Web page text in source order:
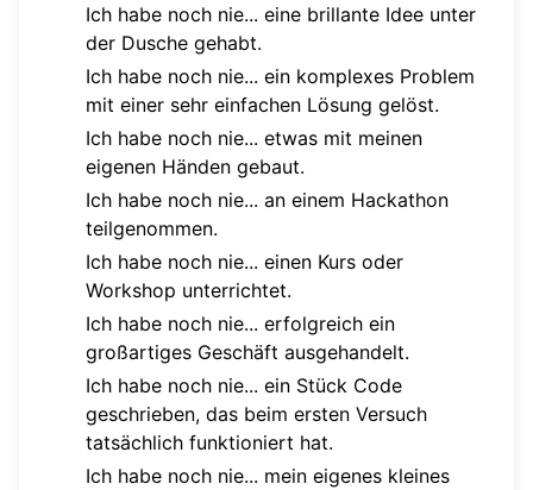
Ich habe noch nie... eine brillante Idee unter
der Dusche gehabt.
Ich habe noch nie... ein komplexes Problem
mit einer sehr einfachen Lösung gelöst.
Ich habe noch nie... etwas mit meinen
eigenen Händen gebaut.
Ich habe noch nie... an einem Hackathon
teilgenommen.
Ich habe noch nie... einen Kurs oder
Workshop unterrichtet.
Ich habe noch nie... erfolgreich ein
großartiges Geschäft ausgehandelt.
Ich habe noch nie... ein Stück Code
geschrieben, das beim ersten Versuch
tatsächlich funktioniert hat.
Ich habe noch nie... mein eigenes kleines